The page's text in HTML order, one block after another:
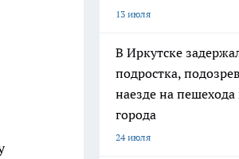
13 июля
В Иркутске
подростка,
наезде на пешехода
города
24 июля